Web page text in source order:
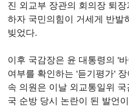
진 외교부 장관의 회의장 퇴
하자 국민의힘이 거세게 반발
빚었다.
이후 국감장은 윤 대통령의 '
여부를 확인하는 '듣기평가'
속 의원은 이날 외교통일위 국
국 순방 당시 논란이 된 발언